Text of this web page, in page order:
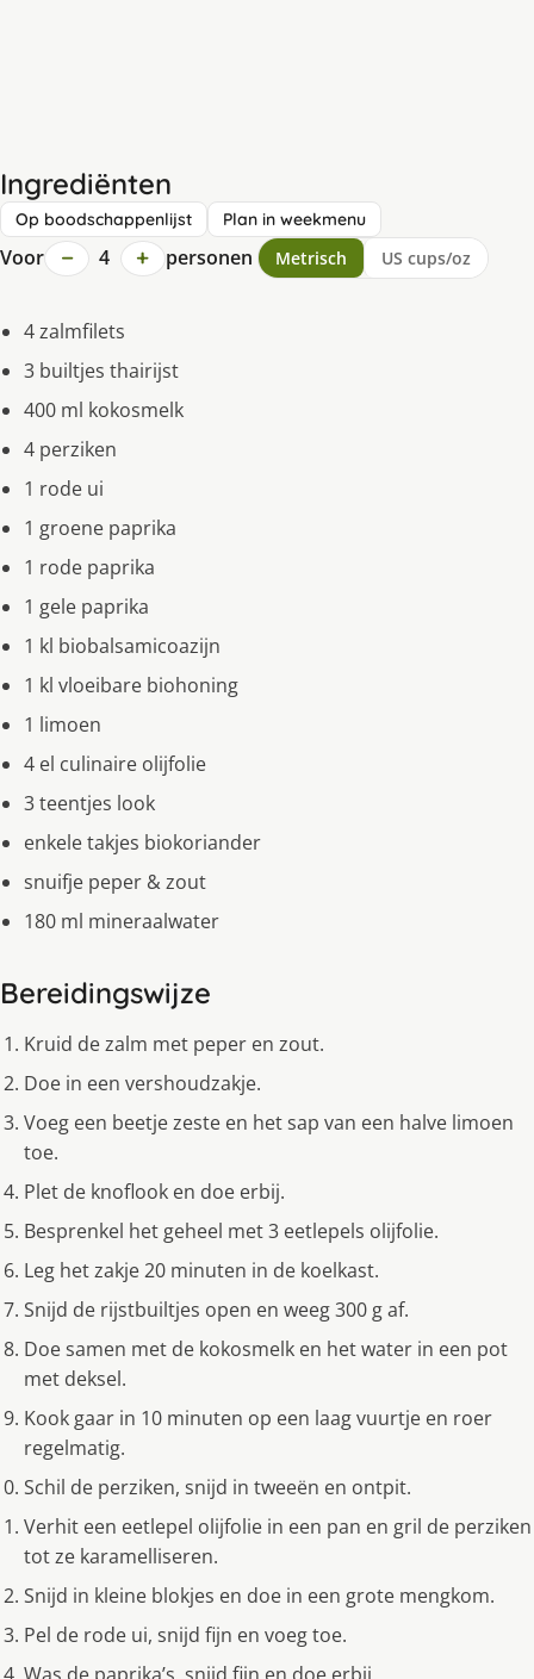
Ingrediënten
Op boodschappenlijst Plan in weekmenu
Voor − 4 + personen Metrisch US cups/oz
4 zalmfilets
3 builtjes thairijst
400 ml kokosmelk
4 perziken
1 rode ui
1 groene paprika
1 rode paprika
1 gele paprika
1 kl biobalsamicoazijn
1 kl vloeibare biohoning
1 limoen
4 el culinaire olijfolie
3 teentjes look
enkele takjes biokoriander
snuifje peper & zout
180 ml mineraalwater
Bereidingswijze
Kruid de zalm met peper en zout.
Doe in een vershoudzakje.
Voeg een beetje zeste en het sap van een halve limoen
toe.
Plet de knoflook en doe erbij.
Besprenkel het geheel met 3 eetlepels olijfolie.
Leg het zakje 20 minuten in de koelkast.
Snijd de rijstbuiltjes open en weeg 300 g af.
Doe samen met de kokosmelk en het water in een pot
met deksel.
Kook gaar in 10 minuten op een laag vuurtje en roer
regelmatig.
Schil de perziken, snijd in tweeën en ontpit.
Verhit een eetlepel olijfolie in een pan en gril de perziken
tot ze karamelliseren.
Snijd in kleine blokjes en doe in een grote mengkom.
Pel de rode ui, snijd fijn en voeg toe.